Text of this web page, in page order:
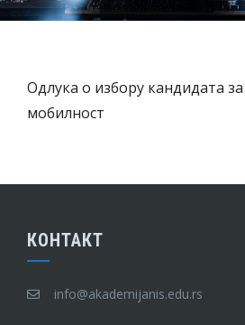
Одлука о избору кандидата
мобилност
КОНТАКТ
info@akademijanis.edu.rs